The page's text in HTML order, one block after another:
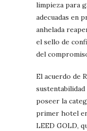
limpieza para
adecuadas en
anhelada
el sello de
del
El acuerdo de
poseer la
primer hotel
LEED GOLD,